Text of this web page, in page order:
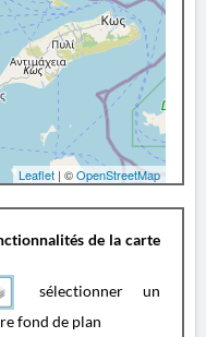
Leaflet | ©OpenStreetMap
de la carte
sélectionner un
fond de plan